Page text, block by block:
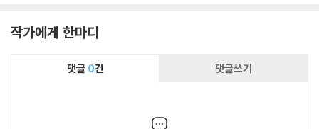
작가에게 한마디
댓글 0건 댓글쓰기